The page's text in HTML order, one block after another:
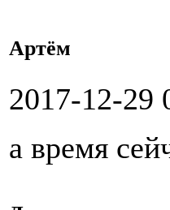
Артём
2017-12-29
а время